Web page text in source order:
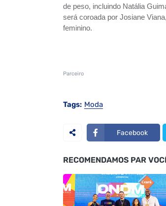
de peso, incluindo Natália
será coroada por Josiane
feminino.
Parceiro
Tags: Moda
Facebook
RECOMENDAMOS PAR